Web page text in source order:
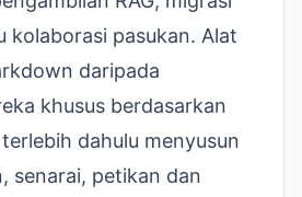
kolaborasi pasukan. Alat
daripada
khusus berdasarkan
dahulu menyusun
senarai, petikan dan